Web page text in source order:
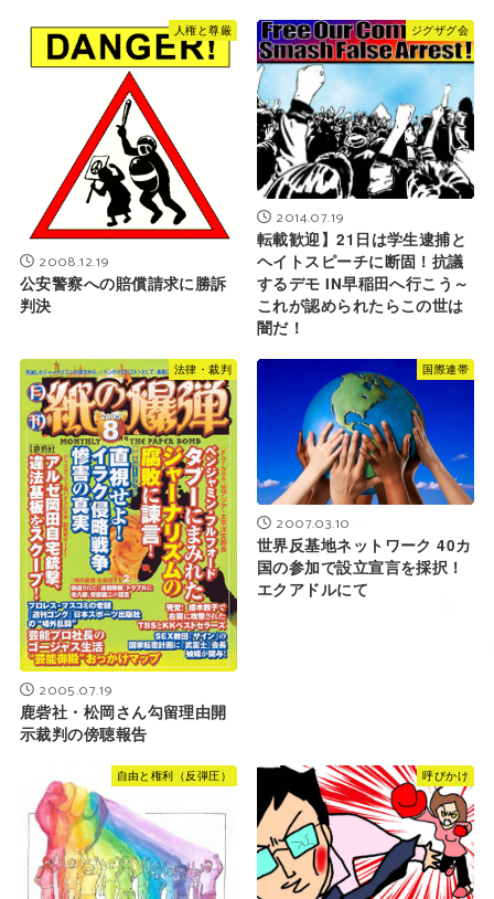
人権と尊厳
2008.12.19
公安警察への賠償請求に勝訴
判決
ジグザグ会
2014.07.19
転載歓迎】21日は学生逮捕と
ヘイトスピーチに断固！抗議
するデモ IN早稲田へ行こう～
これが認められたらこの世は
闇だ！
法律・裁判
2005.07.19
鹿砦社・松岡さん勾留理由開
示裁判の傍聴報告
国際連帯
2007.03.10
世界反基地ネットワーク 40カ
国の参加で設立宣言を採択！
エクアドルにて
自由と権利（反弾圧） 呼びかけ